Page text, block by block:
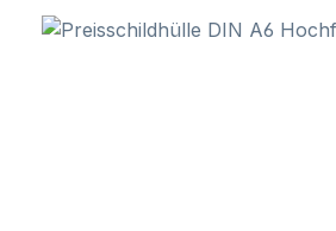
Bildergalerie überspringen